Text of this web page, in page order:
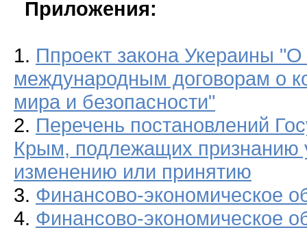
Приложения:
1. Ппроект закона Укераины
международным договорам о
мира и безопасности"
2. Перечень постановлений
Крым, подлежащих признанию
изменению или принятию
3. Финансово-экономическое
4. Финансово-экономическое